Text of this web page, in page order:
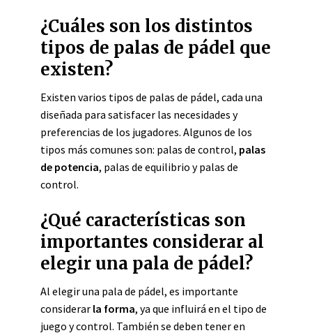
¿Cuáles son los distintos
tipos de palas de pádel que
existen?
Existen varios tipos de palas de pádel, cada una
diseñada para satisfacer las necesidades y
preferencias de los jugadores. Algunos de los
tipos más comunes son: palas de control, palas
de potencia, palas de equilibrio y palas de
control.
¿Qué características son
importantes considerar al
elegir una pala de pádel?
Al elegir una pala de pádel, es importante
considerar la forma, ya que influirá en el tipo de
juego y control. También se deben tener en